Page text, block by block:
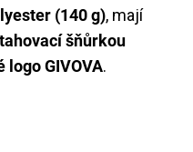
(140 g), mají
šňůrkou
logo GIVOVA.